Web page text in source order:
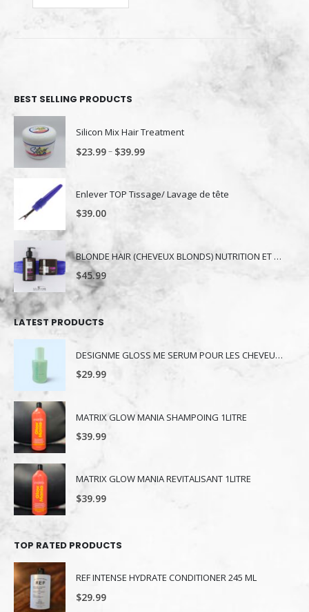
BEST SELLING PRODUCTS
Silicon Mix Hair Treatment
$23.99– $39.99
Enlever TOP Tissage/ Lavage de tête
$39.00
BLONDE HAIR (CHEVEUX BLONDS) NUTRITION ET NUANCE
$45.99
LATEST PRODUCTS
DESIGNME GLOSS ME SERUM POUR LES CHEVEUX 80ML
$29.99
MATRIX GLOW MANIA SHAMPOING 1LITRE
$39.99
MATRIX GLOW MANIA REVITALISANT 1LITRE
$39.99
TOP RATED PRODUCTS
REF INTENSE HYDRATE CONDITIONER 245 ML
$29.99